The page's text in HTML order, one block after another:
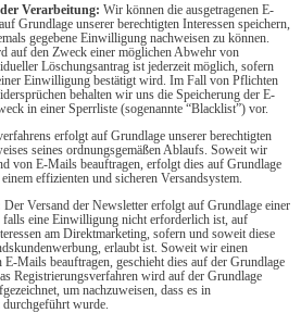
Verarbeitung: Wir können die ausgetragenen E-
Grundlage unserer berechtigten Interessen speichern,
gegebene Einwilligung nachweisen zu können.
auf den Zweck einer möglichen Abwehr von
Löschungsantrag ist jederzeit möglich, sofern
Einwilligung bestätigt wird. Im Fall von Pflichten
behalten wir uns die Speicherung der E-
in einer Sperrliste (sogenannte “Blacklist”) vor.
erfolgt auf Grundlage unserer berechtigten
seines ordnungsgemäßen Ablaufs. Soweit wir
von E-Mails beauftragen, erfolgt dies auf Grundlage
effizienten und sicheren Versandsystem.
Der Versand der Newsletter erfolgt auf Grundlage einer
eine Einwilligung nicht erforderlich ist, auf
am Direktmarketing, sofern und soweit diese
erlaubt ist. Soweit wir einen
Mails beauftragen, geschieht dies auf der Grundlage
Registrierungsverfahren wird auf der Grundlage
um nachzuweisen, dass es in
wurde.